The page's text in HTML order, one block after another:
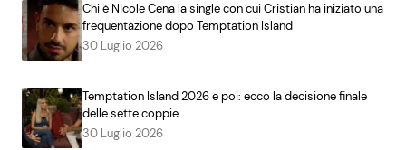
Chi è Nicole Cena la single con cui Cristian ha iniziato una
frequentazione dopo Temptation Island
30 Luglio 2026
Temptation Island 2026 e poi: ecco la decisione finale
delle sette coppie
30 Luglio 2026